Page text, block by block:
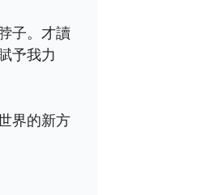
子。才讀
予我力
界的新方